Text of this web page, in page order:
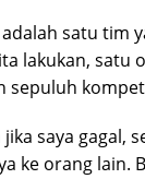
satu tim
lakukan, satu
sepuluh
saya gagal,
ke orang lain.